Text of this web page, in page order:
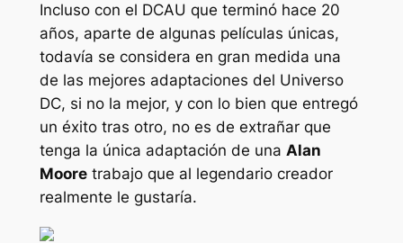
Incluso con el DCAU que terminó hace 20
años, aparte de algunas películas únicas,
todavía se considera en gran medida una
de las mejores adaptaciones del Universo
DC, si no la mejor, y con lo bien que entregó
un éxito tras otro, no es de extrañar que
tenga la única adaptación de una Alan
Mooretrabajo que al legendario creador
realmente le gustaría.